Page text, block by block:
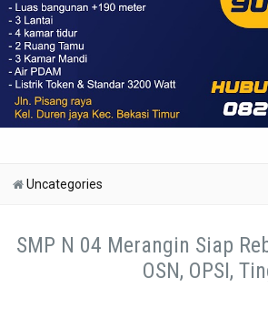
Uncategories
SMP N 04 Merangin Siap
OSN, OPSI,